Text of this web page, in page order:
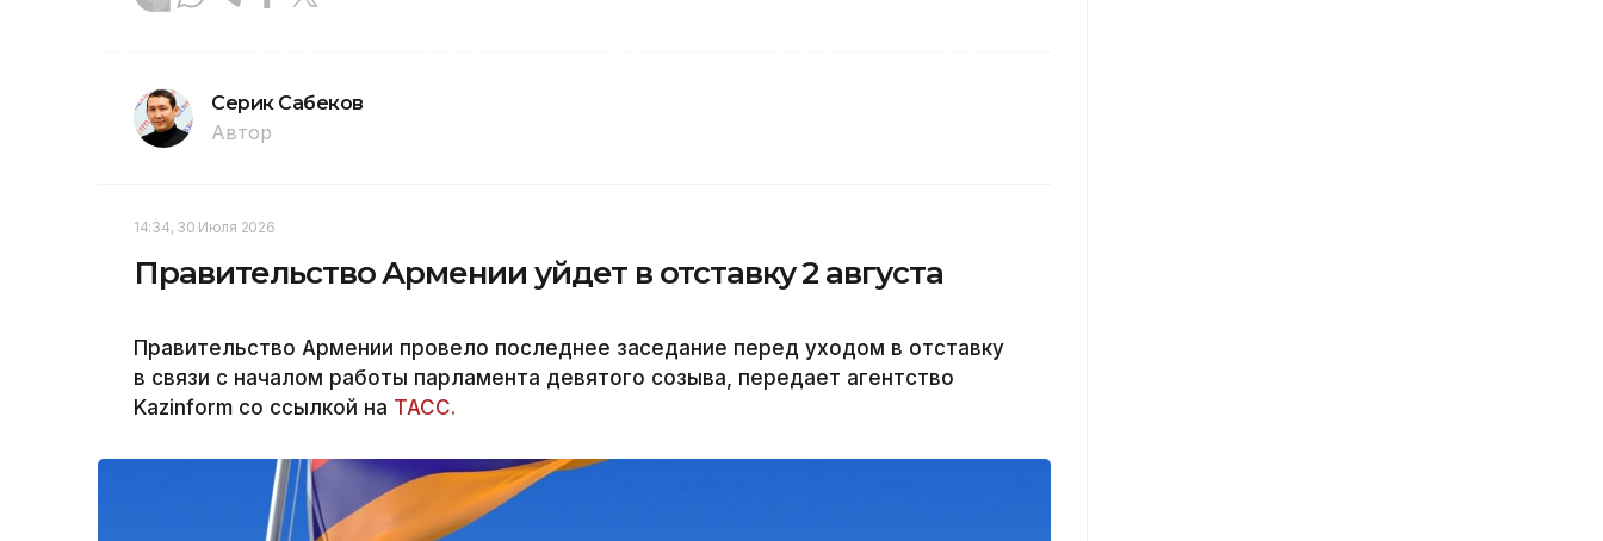
Серик Сабеков
Автор
14:34, 30 Июля 2026
Правительство Армении уйдет в отставку 2 августа
Правительство Армении провело последнее заседание перед уходом в отставку
в связи с началом работы парламента девятого созыва, передает агентство
Kazinform со ссылкой на ТАСС.